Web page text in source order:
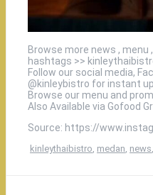
Browse more news , menu
hashtags >>
Follow our social media,
@kinleybistro for instant
Browse our menu and
Also Available via Gofood
Source: https://
kinleythaibistro medan news